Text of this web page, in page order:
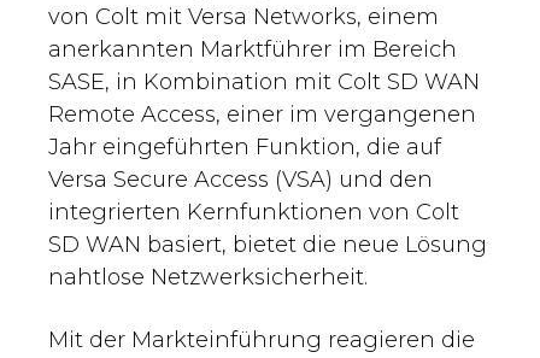
von Colt mit Versa Networks, einem
anerkannten Marktführer im Bereich
SASE, in Kombination mit Colt SD WAN
Remote Access, einer im vergangenen
Jahr eingeführten Funktion, die auf
Versa Secure Access (VSA) und den
integrierten Kernfunktionen von Colt
SD WAN basiert, bietet die neue Lösung
nahtlose Netzwerksicherheit.
Mit der Markteinführung reagieren die